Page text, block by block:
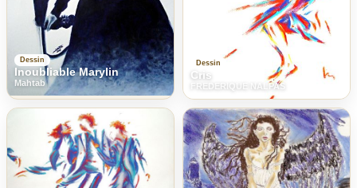
Dessin
Inoubliable Marylin
Mahtab
Dessin
Cris
FREDERIQUE NALPAS